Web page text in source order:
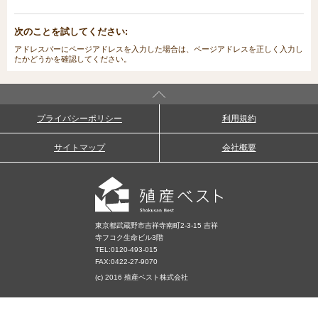
次のことを試してください:
アドレスバーにページアドレスを入力した場合は、ページアドレスを正しく入力し
たかどうかを確認してください。
プライバシーポリシー 利用規約
サイトマップ 会社概要
東京都武蔵野市吉祥寺南町2-3-15 吉祥
寺フコク生命ビル3階
TEL:0120-493-015
FAX:0422-27-9070
(c) 2016 殖産ベスト株式会社